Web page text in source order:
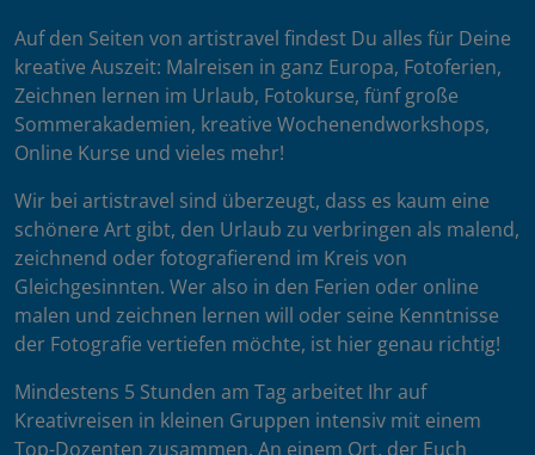
Auf den Seiten von artistravel findest Du alles für Deine
kreative Auszeit: Malreisen in ganz Europa, Fotoferien,
Zeichnen lernen im Urlaub, Fotokurse, fünf große
Sommerakademien, kreative Wochenendworkshops,
Online Kurse und vieles mehr!
Wir bei artistravel sind überzeugt, dass es kaum eine
schönere Art gibt, den Urlaub zu verbringen als malend,
zeichnend oder fotografierend im Kreis von
Gleichgesinnten. Wer also in den Ferien oder online
malen und zeichnen lernen will oder seine Kenntnisse
der Fotografie vertiefen möchte, ist hier genau richtig!
Mindestens 5 Stunden am Tag arbeitet Ihr auf
Kreativreisen in kleinen Gruppen intensiv mit einem
Top-Dozenten zusammen. An einem Ort, der Euch